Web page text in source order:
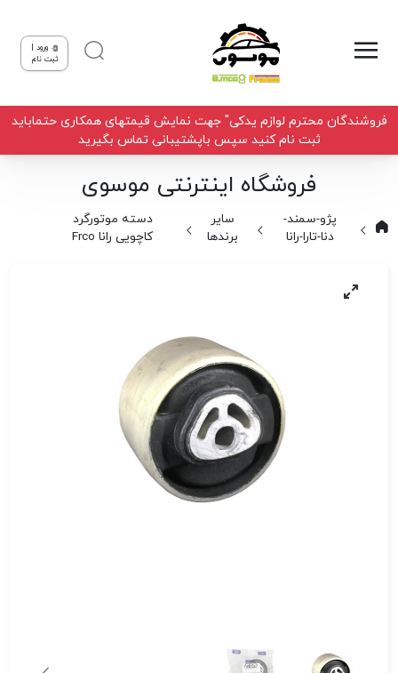
ورود |
ثبت نام
فروشندگان محترم لوازم یدکی" جهت نمایش قیمتهای همکاری حتماباید
ثبت نام کنید سپس باپشتیبانی تماس بگیرید
فروشگاه اینترنتی موسوی
پژو-سمند-
دنا-تارا-رانا
سایر
برندها
دسته موتورگرد
کاچویی رانا Frco